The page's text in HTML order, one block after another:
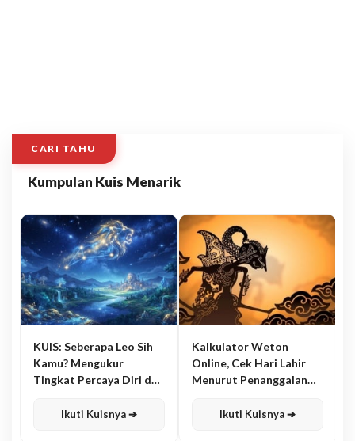
CARI TAHU
Kumpulan Kuis Menarik
KUIS: Seberapa Leo Sih
Kamu? Mengukur
Tingkat Percaya Diri dan
Ikuti Kuisnya ➔
Kalkulator Weton
Online, Cek Hari Lahir
Menurut Penanggalan
Ikuti Kuisnya ➔